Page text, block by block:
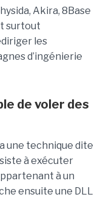
Akira, 8Base
surtout
les
d’ingénierie
de voler des
une technique dite
à exécuter
à un
ensuite une DLL